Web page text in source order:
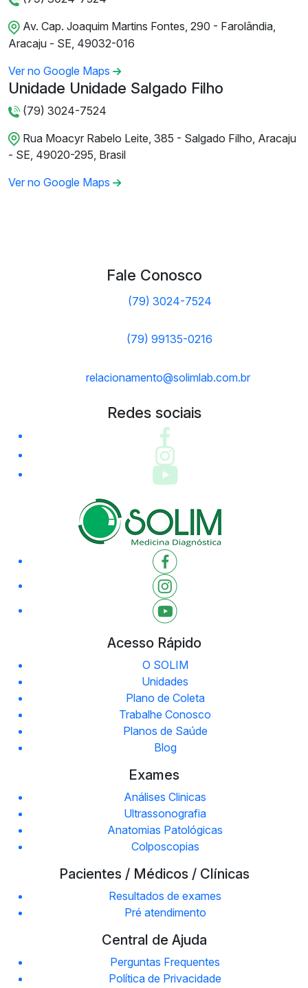
Av. Cap. Joaquim Martins Fontes, 290 - Farolândia,
Aracaju - SE, 49032-016
Ver no Google Maps
Unidade Unidade Salgado Filho
(79) 3024-7524
Rua Moacyr Rabelo Leite, 385 - Salgado Filho, Aracaju
- SE, 49020-295, Brasil
Ver no Google Maps
Fale Conosco
(79) 3024-7524
(79) 99135-0216
relacionamento@solimlab.com.br
Redes sociais
Acesso Rápido
O SOLIM
Unidades
Plano de Coleta
Trabalhe Conosco
Planos de Saúde
Blog
Exames
Análises Clinicas
Ultrassonografia
Anatomias Patológicas
Colposcopias
Pacientes / Médicos / Clínicas
Resultados de exames
Pré atendimento
Central de Ajuda
Perguntas Frequentes
Política de Privacidade